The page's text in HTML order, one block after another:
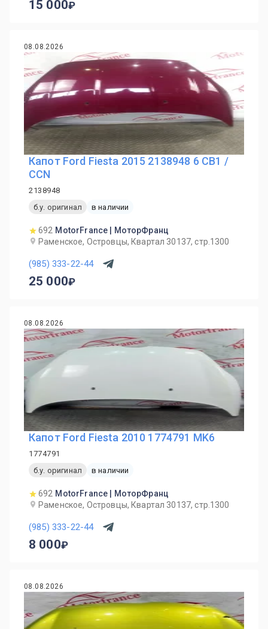
15 000
08.08.2026
Капот Ford Fiesta 2015 2138948 6 CB1 /
CCN
2138948
б.у. оригинал
в наличии
692 MotorFrance | МоторФранц
Раменское, Островцы, Квартал 30137, стр.1300
(985) 333-22-44
25 000
08.08.2026
Капот Ford Fiesta 2010 1774791 MK6
1774791
б.у. оригинал
в наличии
692 MotorFrance | МоторФранц
Раменское, Островцы, Квартал 30137, стр.1300
(985) 333-22-44
8 000
08.08.2026